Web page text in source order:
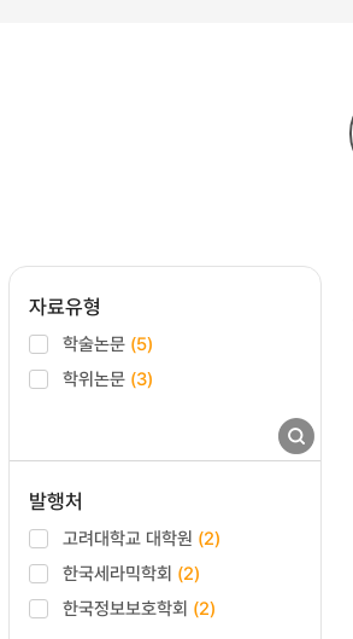
자료유형
학술논문 (5)
학위논문 (3)
발행처
고려대학교 대학원 (2)
한국세라믹학회 (2)
한국정보보호학회 (2)